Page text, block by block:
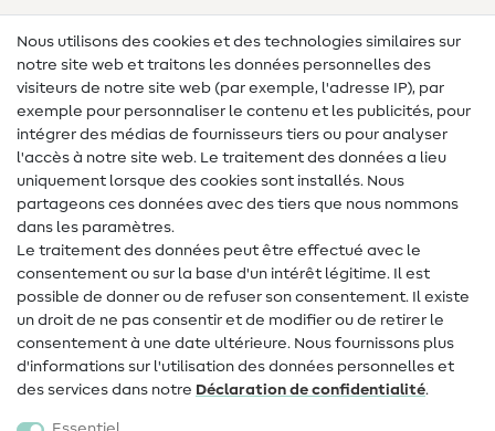
Lexique de couture
Tutos de couture
Aide & contact
Contact
Changement de propriétaire
FAQ
Droit de rétractation
Populaire
Nous utilisons des cookies et des technologies similaires sur
notre site web et traitons les données personnelles des
visiteurs de notre site web (par exemple, l'adresse IP), par
exemple pour personnaliser le contenu et les publicités, pour
intégrer des médias de fournisseurs tiers ou pour analyser
l'accès à notre site web. Le traitement des données a lieu
uniquement lorsque des cookies sont installés. Nous
partageons ces données avec des tiers que nous nommons
dans les paramètres.
Le traitement des données peut être effectué avec le
consentement ou sur la base d'un intérêt légitime. Il est
possible de donner ou de refuser son consentement. Il existe
un droit de ne pas consentir et de modifier ou de retirer le
consentement à une date ultérieure. Nous fournissons plus
d'informations sur l'utilisation des données personnelles et
des services dans notre Déclaration de confidentialité.